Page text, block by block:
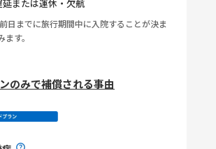
延または運休・欠航
日までに旅行期間中に入院することが決ま
ます。
のみで補償される事由